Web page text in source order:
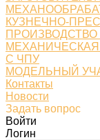
КУЗНЕЧНО-
МЕХАНИЧЕСКАЯ
С ЧПУ
МОДЕЛЬНЫЙ
Контакты
Новости
Задать вопрос
Войти
Логин